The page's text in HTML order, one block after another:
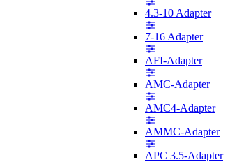
4.3-10 Adapter
7-16 Adapter
AFI-Adapter
AMC-Adapter
AMC4-Adapter
AMMC-Adapter
APC 3.5-Adapter